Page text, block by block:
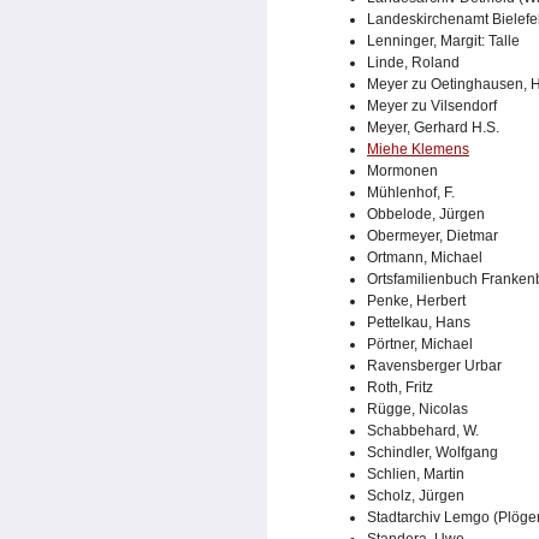
Landeskirchenamt
Lenninger, Margit: Talle
Linde, Roland
Meyer zu Oetinghausen,
Meyer zu Vilsendorf
Meyer, Gerhard H.S.
Miehe Klemens
Mormonen
Mühlenhof, F.
Obbelode, Jürgen
Obermeyer, Dietmar
Ortmann, Michael
Ortsfamilienbuch
Penke, Herbert
Pettelkau, Hans
Pörtner, Michael
Ravensberger Urbar
Roth, Fritz
Rügge, Nicolas
Schabbehard, W.
Schindler, Wolfgang
Schlien, Martin
Scholz, Jürgen
Stadtarchiv Lemgo